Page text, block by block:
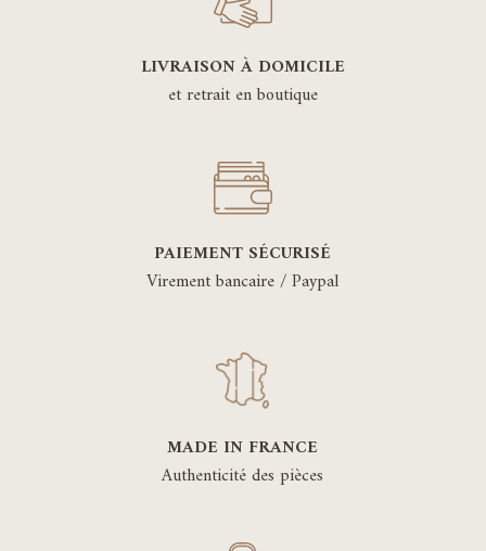
LIVRAISON À DOMICILE
et retrait en boutique
PAIEMENT SÉCURISÉ
Virement bancaire / Paypal
MADE IN FRANCE
Authenticité des pièces